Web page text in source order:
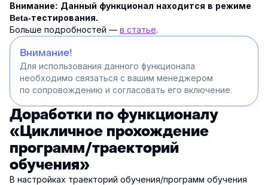
Внимание: Данный функционал находится в режиме
Beta-тестирования.
Больше подробностей — в статье.
Внимание!
Для использования данного функционала
необходимо связаться с вашим менеджером
по сопровождению и согласовать его включение.
Доработки по функционалу
«Цикличное прохождение
программ/траекторий
обучения»
В настройках траекторий обучения/программ обучения